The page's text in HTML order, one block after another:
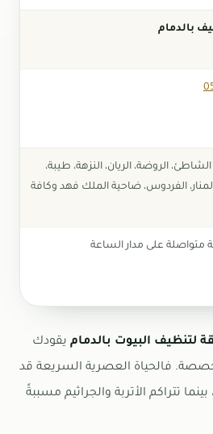
بالدمام
الروضة، الريان، النزهة، طيبة،
الفردوس، ضاحية الملك فهد وكافة
لتنظيف البيوت بالدمام يقودك
فالحياة العصرية السريعة قد
تتراكم الأتربة والجراثيم مسببةً